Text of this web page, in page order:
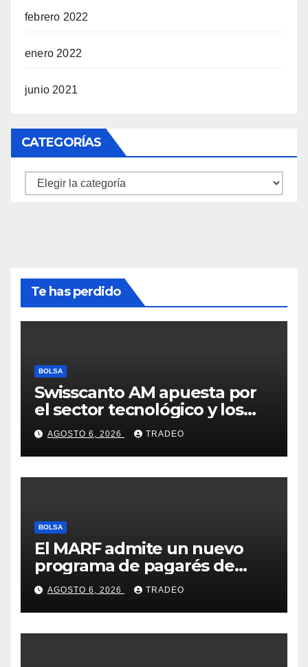
febrero 2022
enero 2022
junio 2021
CATEGORÍAS
Categorías
Te has perdido
BOLSA
Swisscanto AM apuesta por
el sector tecnológico y los
valores cíclicos para ganar en
bolsa
AGOSTO 6, 2026 TRADEO
BOLSA
El MARF admite un nuevo
programa de pagarés de
Seresco por 20 millones de
euros
AGOSTO 6, 2026 TRADEO